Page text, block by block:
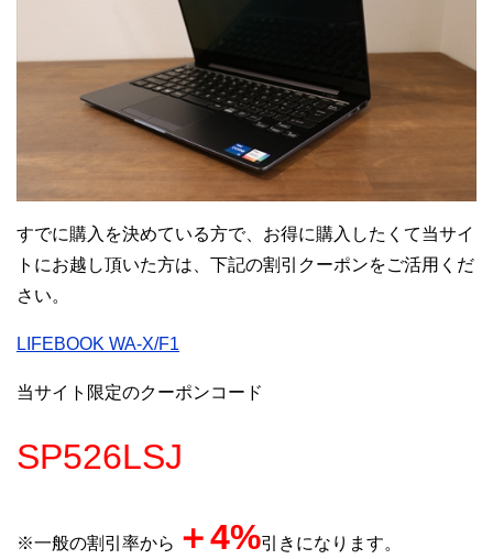
すでに購入を決めている方で、お得に購入したくて当サイ
トにお越し頂いた方は、下記の割引クーポンをご活用くだ
さい。
LIFEBOOK WA-X/F1
当サイト限定のクーポンコード
SP526LSJ
※一般の割引率から ＋4%引きになります。